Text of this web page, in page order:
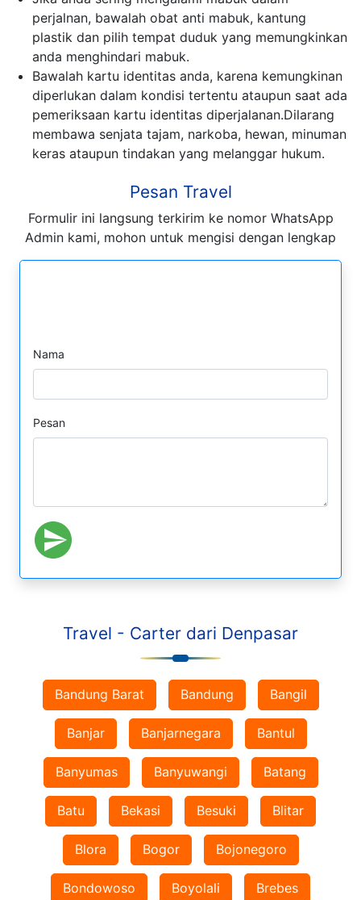
perjalnan, bawalah obat anti mabuk, kantung
plastik dan pilih tempat duduk yang memungkinkan
anda menghindari mabuk.
Bawalah kartu identitas anda, karena kemungkinan
diperlukan dalam kondisi tertentu ataupun saat ada
pemeriksaan kartu identitas diperjalanan.Dilarang
membawa senjata tajam, narkoba, hewan, minuman
keras ataupun tindakan yang melanggar hukum.
Pesan Travel
Formulir ini langsung terkirim ke nomor WhatsApp
Admin kami, mohon untuk mengisi dengan lengkap
Nama
Pesan
Travel - Carter dari Denpasar
Bandung Barat Bandung Bangil
Banjar Banjarnegara Bantul
Banyumas Banyuwangi Batang
Batu Bekasi Besuki Blitar
Blora Bogor Bojonegoro
Bondowoso Boyolali Brebes